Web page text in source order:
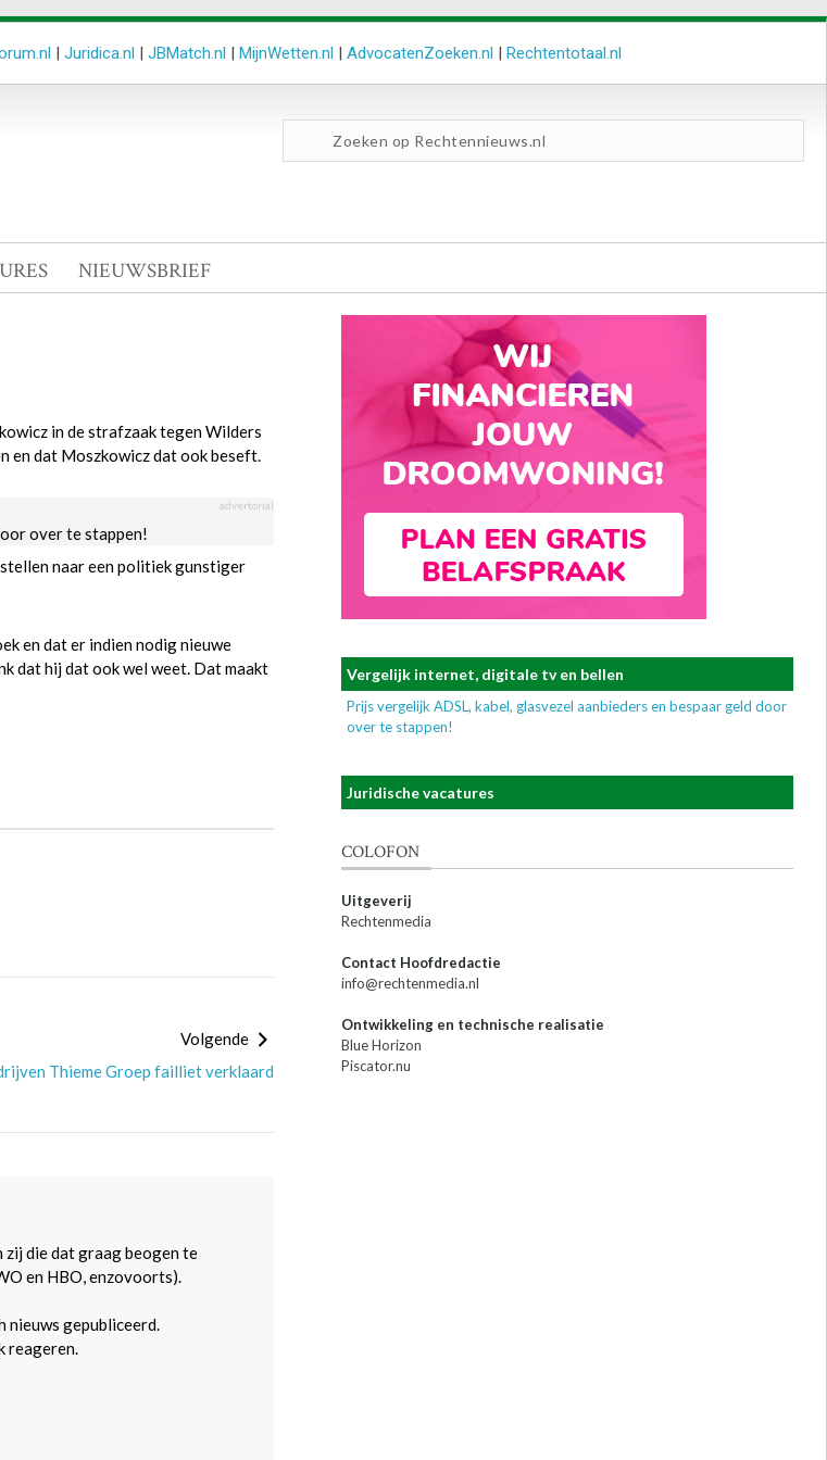
| Juridica.nl | JBMatch.nl | MijnWetten.nl | AdvocatenZoeken.nl | Rechtentotaal.nl
NIEUWSBRIEF
in de strafzaak tegen Wilders
en dat Moszkowicz dat ook beseft.
advertorial
over te stappen!
naar een politiek gunstiger
en dat er indien nodig nieuwe
dat hij dat ook wel weet. Dat maakt
Volgende
Thieme Groep failliet verklaard
die dat graag beogen te
en HBO, enzovoorts).
nieuws gepubliceerd.
reageren.
Vergelijk internet, digitale tv en bellen
Prijs vergelijk ADSL, kabel, glasvezel aanbieders en bespaar geld door
over te stappen!
Juridische vacatures
COLOFON
Uitgeverij
Rechtenmedia
Contact Hoofdredactie
info@rechtenmedia.nl
Ontwikkeling en technische realisatie
Blue Horizon
Piscator.nu